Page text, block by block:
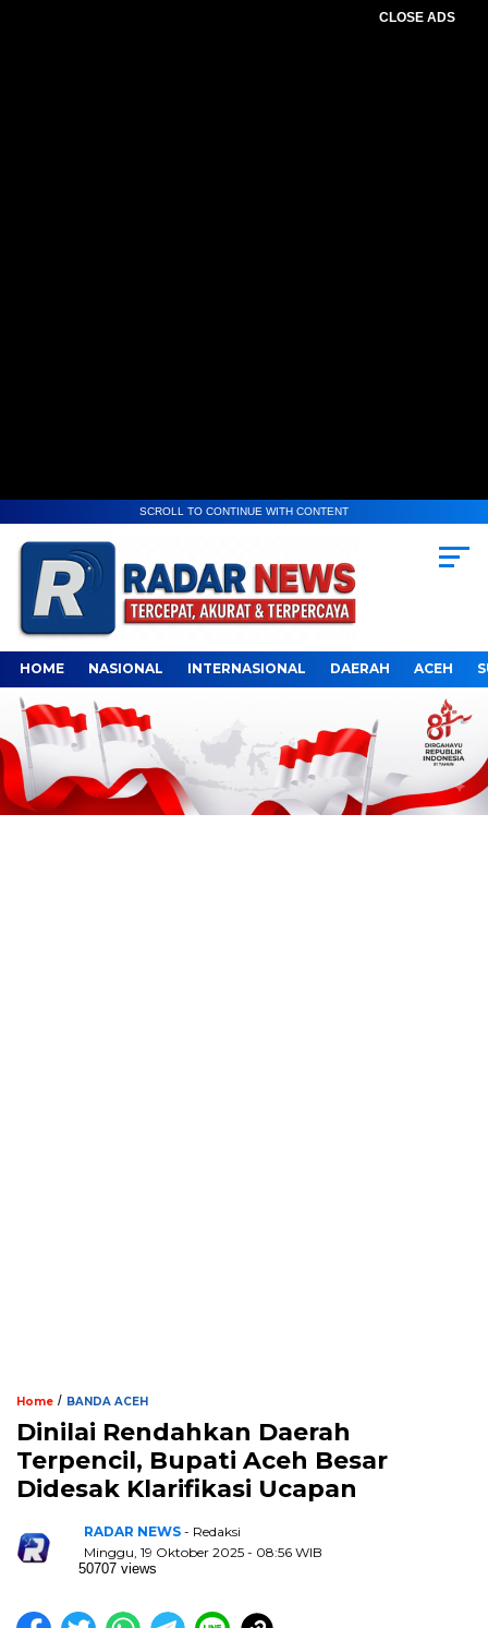
CLOSE ADS
SCROLL TO CONTINUE WITH CONTENT
HOME NASIONAL INTERNASIONAL DAERAH ACEH
Home / BANDA ACEH
Dinilai Rendahkan Daerah
Terpencil, Bupati Aceh Besar
Didesak Klarifikasi Ucapan
RADAR NEWS - Redaksi
Minggu, 19 Oktober 2025 - 08:56 WIB
50707 views